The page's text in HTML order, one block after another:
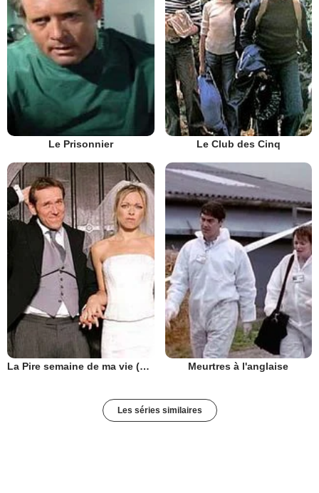
Le Prisonnier Le Club des Cinq
La Pire semaine de ma vie (UK) Meurtres à l'anglaise
Les séries similaires